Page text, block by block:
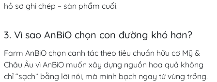
hồ sơ ghi chép – sản phẩm cuối.
3. Vì sao AnBiO chọn con đường khó hơn?
Farm AnBiO chọn canh tác theo tiêu chuẩn hữu cơ Mỹ &
Châu Âu vì AnBiO muốn xây dựng nguồn hoa quả không
chỉ “sạch” bằng lời nói, mà minh bạch ngay từ vùng trồng.